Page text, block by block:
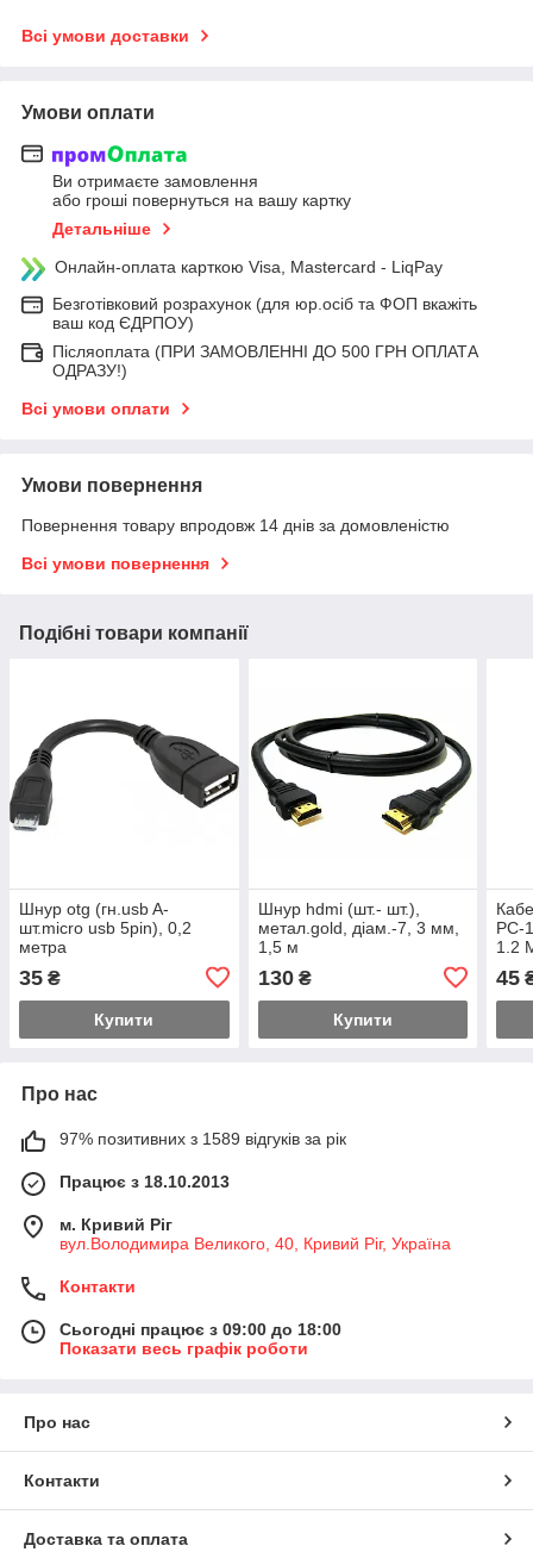
Всі умови доставки
Умови оплати
Ви отримаєте замовлення
або гроші повернуться на вашу картку
Детальніше
Онлайн-оплата карткою Visa, Mastercard - LiqPay
Безготівковий розрахунок (для юр.осіб та ФОП вкажіть
ваш код ЄДРПОУ)
Післяоплата (ПРИ ЗАМОВЛЕННІ ДО 500 ГРН ОПЛАТА
ОДРАЗУ!)
Всі умови оплати
Умови повернення
Повернення товару впродовж 14 днів за домовленістю
Всі умови повернення
Подібні товари компанії
Шнур otg (гн.usb A-
шт.micro usb 5pin), 0,2
метра
35 ₴
Купити
Шнур hdmi (шт.- шт.),
метал.gold, діам.-7, 3 мм,
1,5 м
130₴
Купити
PC-
1.2
45
Про нас
97% позитивних з 1589 відгуків за рік
Працює з 18.10.2013
м. Кривий Ріг
вул.Володимира Великого, 40, Кривий Ріг, Україна
Контакти
Сьогодні працює з 09:00 до 18:00
Показати весь графік роботи
Про нас
Контакти
Доставка та оплата